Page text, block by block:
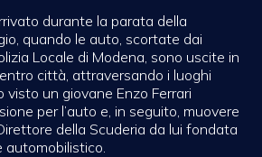
durante la parata della
quando le auto, scortate dai
Locale di Modena, sono uscite in
città, attraversando i luoghi
visto un giovane Enzo Ferrari
per l’auto e, in seguito, muovere
della Scuderia da lui fondata